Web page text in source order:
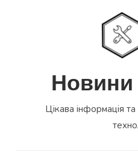
Новини
Цікава інформація